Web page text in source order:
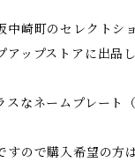
中崎町のセレクトシ
ップストアに出品
スなネームプレート
すので購入希望の方